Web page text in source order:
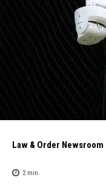
Law & Order Newsroom
2min.